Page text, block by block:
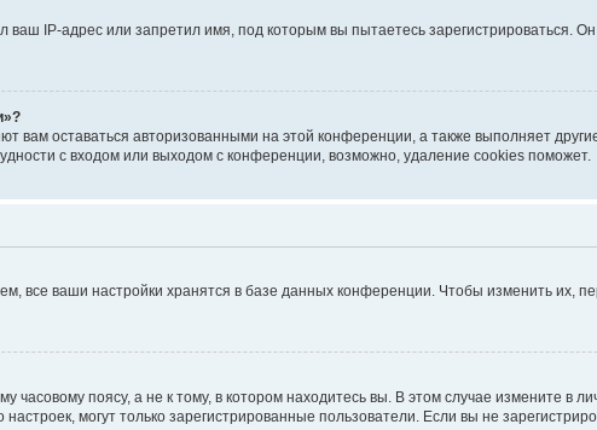
IP-адрес или запретил имя, под которым вы пытаетесь зарегистрироваться.
вам оставаться авторизованными на этой конференции, а также выполняет
с входом или выходом с конференции, возможно, удаление cookies поможет.
все ваши настройки хранятся в базе данных конференции. Чтобы изменить их,
поясу, а не к тому, в котором находитесь вы. В этом случае измените в
могут только зарегистрированные пользователи. Если вы не